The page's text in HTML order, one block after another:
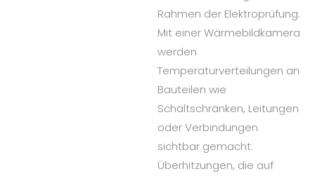
Rahmen der Elektroprüfung.
Mit einer Wärmebildkamera
werden
Temperaturverteilungen an
Bauteilen wie
Schaltschränken, Leitungen
oder Verbindungen
sichtbar gemacht.
Überhitzungen, die auf